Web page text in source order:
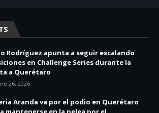
Rodríguez apunta a seguir escalando
en Challenge Series durante la
a Querétaro
26, 2026
Aranda va por el podio en Querétaro